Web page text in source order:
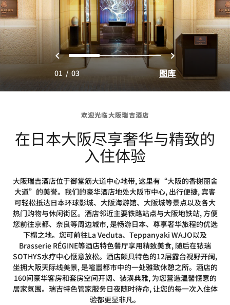
上一页
0 1 2 下一页
01 / 03 图库
欢迎光临大阪瑞吉酒店
在日本大阪尽享奢华与精致的
入住体验
大阪瑞吉酒店位于御堂筋大道中心地带, 这里有“大阪的香榭丽舍
大道”的美誉。我们的豪华酒店地处大阪市中心, 出行便捷, 宾客
可轻松抵达日本环球影城、大阪海游馆、大阪城等景点以及各大
热门购物与休闲街区。酒店邻近主要铁路站点与大阪地铁站, 方便
您前往京都、奈良等周边城市, 是畅游日本、尊享奢华旅程的优选
下榻之地。您可前往La Veduta、Teppanyaki WAJO以及
Brasserie RÉGINE等酒店特色餐厅享用精致美食, 随后在铱瑞
SOTHYS水疗中心惬意放松。酒店颇具特色的12层露台视野开阔,
坐拥大阪天际线美景, 是喧嚣都市中的一处雅致休憩之所。酒店的
160间豪华客房和套房空间开阔、装潢典雅, 为您营造温馨惬意的
居家氛围。瑞吉特色管家服务日夜随时待命, 让您的每一次入住体
验都更显非凡。